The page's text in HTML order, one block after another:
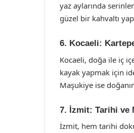
yaz aylarında
güzel bir kahvaltı
6. Kocaeli:
Kocaeli, doğa ile iç
kayak yapmak için
Maşukiye ise
7. İzmit: Tarihi ve
İzmit, hem tarihi